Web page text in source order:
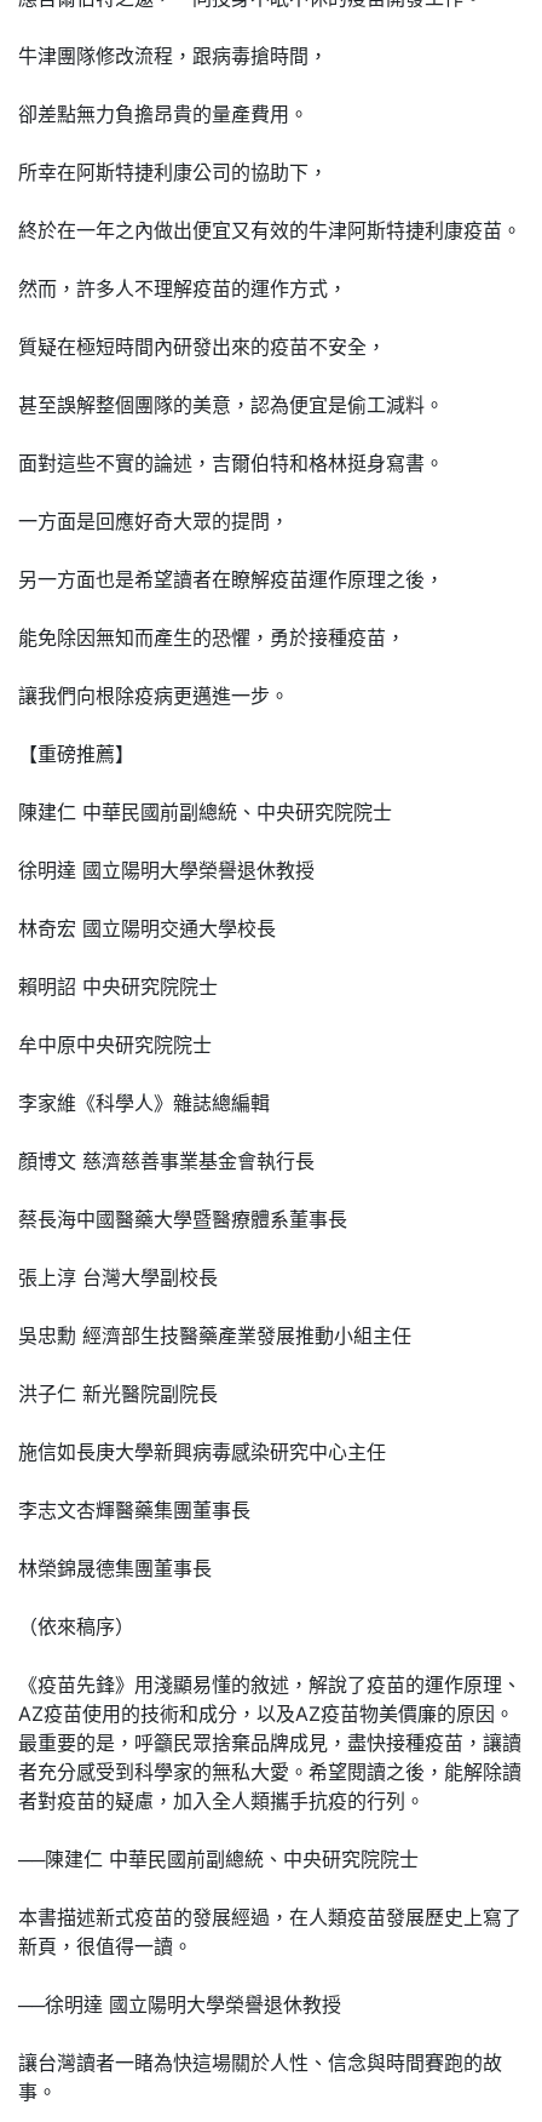
牛津團隊修改流程，跟病毒搶時間，
卻差點無力負擔昂貴的量產費用。
所幸在阿斯特捷利康公司的協助下，
終於在一年之內做出便宜又有效的牛津阿斯特捷利康疫苗。
然而，許多人不理解疫苗的運作方式，
質疑在極短時間內研發出來的疫苗不安全，
甚至誤解整個團隊的美意，認為便宜是偷工減料。
面對這些不實的論述，吉爾伯特和格林挺身寫書。
一方面是回應好奇大眾的提問，
另一方面也是希望讀者在瞭解疫苗運作原理之後，
能免除因無知而產生的恐懼，勇於接種疫苗，
讓我們向根除疫病更邁進一步。
【重磅推薦】
陳建仁 中華民國前副總統、中央研究院院士
徐明達 國立陽明大學榮譽退休教授
林奇宏 國立陽明交通大學校長
賴明詔 中央研究院院士
牟中原中央研究院院士
李家維《科學人》雜誌總編輯
顏博文 慈濟慈善事業基金會執行長
蔡長海中國醫藥大學暨醫療體系董事長
張上淳 台灣大學副校長
吳忠勳 經濟部生技醫藥產業發展推動小組主任
洪子仁 新光醫院副院長
施信如長庚大學新興病毒感染研究中心主任
李志文杏輝醫藥集團董事長
林榮錦晟德集團董事長
（依來稿序）
《疫苗先鋒》用淺顯易懂的敘述，解說了疫苗的運作原理、
AZ疫苗使用的技術和成分，以及AZ疫苗物美價廉的原因。
最重要的是，呼籲民眾捨棄品牌成見，盡快接種疫苗，讓讀
者充分感受到科學家的無私大愛。希望閱讀之後，能解除讀
者對疫苗的疑慮，加入全人類攜手抗疫的行列。
──陳建仁 中華民國前副總統、中央研究院院士
本書描述新式疫苗的發展經過，在人類疫苗發展歷史上寫了
新頁，很值得一讀。
──徐明達 國立陽明大學榮譽退休教授
讓台灣讀者一睹為快這場關於人性、信念與時間賽跑的故
事。